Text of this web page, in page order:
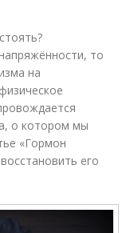
то
на
о котором мы
«Гормон
его